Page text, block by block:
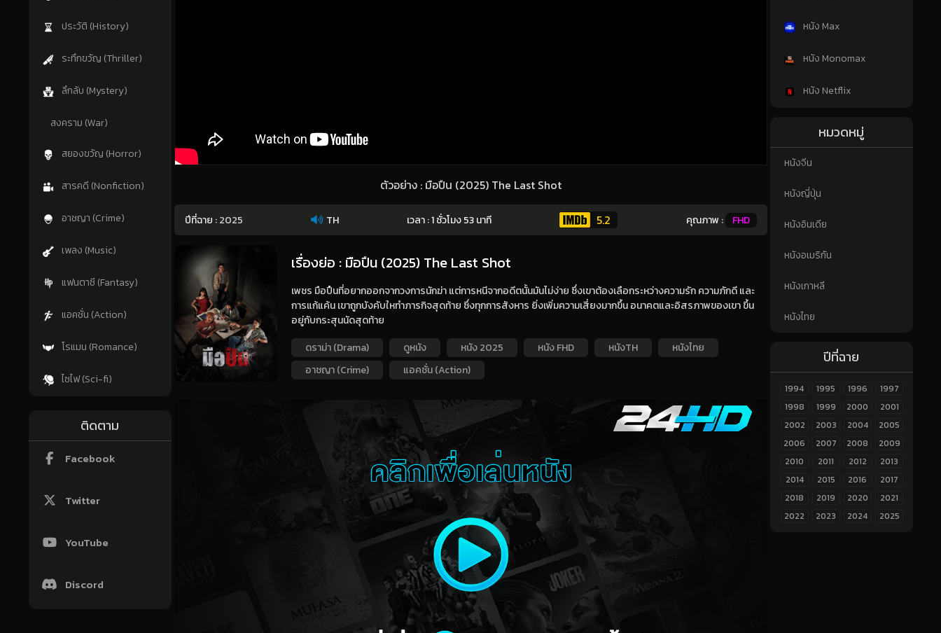
ประวัติ (History)
ระทึกขวัญ (Thriller)
ลึกลับ (Mystery)
สงคราม (War)
สยองขวัญ (Horror)
สารคดี (Nonfiction)
อาชญา (Crime)
เพลง (Music)
แฟนตาซี (Fantasy)
แอคชั่น (Action)
โรแมน (Romance)
ไซไฟ (Sci-fi)
ติดตาม
Facebook
Twitter
YouTube
Discord
ตัวอย่าง : มือปืน (2025) The Last Shot
ปีที่ฉาย :2025 TH เวลา : 1 ชั่วโมง 53 นาที 5.2 คุณภาพ : FHD
เรื่องย่อ : มือปืน (2025) The Last Shot
เพชร มือปืนที่อยากออกจากวงการนักฆ่า แต่การหนีจากอดีตนั้นมันไม่ง่าย ซึ่งเขาต้องเลือกระหว่างความรัก ความภักดี และ
การแก้แค้น เขาถูกบังคับใหทำภารกิจสุดท้าย ซึ่งทุกการสังหาร ยิ่งเพิ่มความเสี่ยงมากขึ้น อนาคตและอิสรภาพของเขา ขึ้น
อยู่กับกระสุนนัดสุดท้าย
ดราม่า (Drama)
ดูหนัง หนัง 2025 หนัง FHD หนังTH
หนังไทย
อาชญา (Crime)
แอคชั่น (Action)
หนัง Max
หนัง Monomax
หนัง Netflix
หมวดหมู่
หนังจีน
หนังญี่ปุ่น
หนังอินเดีย
หนังอเมริกัน
หนังเกาหลี
หนังไทย
ปีที่ฉาย
1994 1995 1996
1997
1998
1999 2000
2001
2002
2003 2004
2005
2006
2007 2008
2009
2010
2011 2012
2013
2014
2015 2016
2017
2018
2019 2020
2021
2022
2023 2024 2025